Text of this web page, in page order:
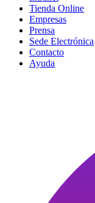
Tienda Online
Empresas
Prensa
Sede Electrónica
Contacto
Ayuda